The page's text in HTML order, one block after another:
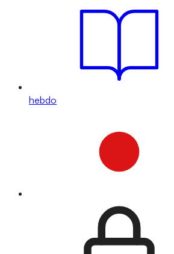
hebdo